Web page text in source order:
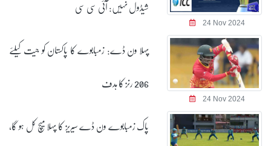
24 Nov 2024
شیڈول نہیں: آئی سی سی
24 Nov 2024
پہلا ون ڈے: زمبابوے کا پاکستان کو جیت کیلئے
206 رنز کا ہدف
پاک زمبابوے ون ڈے سیریز کا پہلا میچ کل ہو گا،